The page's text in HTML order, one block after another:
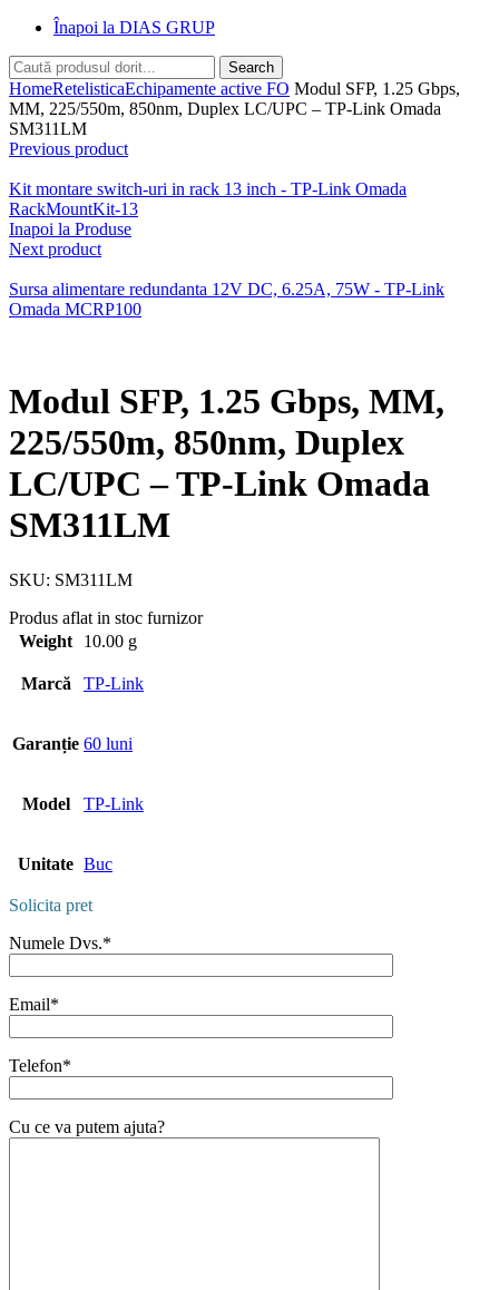
Înapoi la DIAS GRUP
Search
HomeRetelisticaEchipamente active FO Modul SFP, 1.25 Gbps,
MM, 225/550m, 850nm, Duplex LC/UPC – TP-Link Omada
SM311LM
Previous product
Kit montare switch-uri in rack 13 inch - TP-Link Omada
RackMountKit-13
Inapoi la Produse
Next product
Sursa alimentare redundanta 12V DC, 6.25A, 75W - TP-Link
Omada MCRP100
Modul SFP, 1.25 Gbps, MM,
225/550m, 850nm, Duplex
LC/UPC – TP-Link Omada
SM311LM
SKU: SM311LM
Produs aflat in stoc furnizor
Weight
10.00 g
Marcă TP-Link
Garanție 60 luni
Model TP-Link
Unitate Buc
Solicita pret
Numele Dvs.*
Email*
Telefon*
Cu ce va putem ajuta?